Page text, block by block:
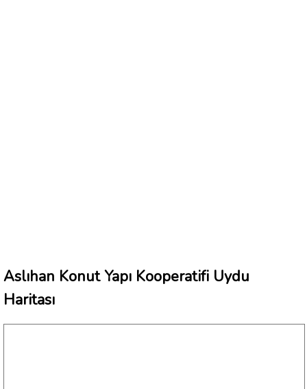
Aslıhan Konut Yapı Kooperatifi Uydu
Haritası